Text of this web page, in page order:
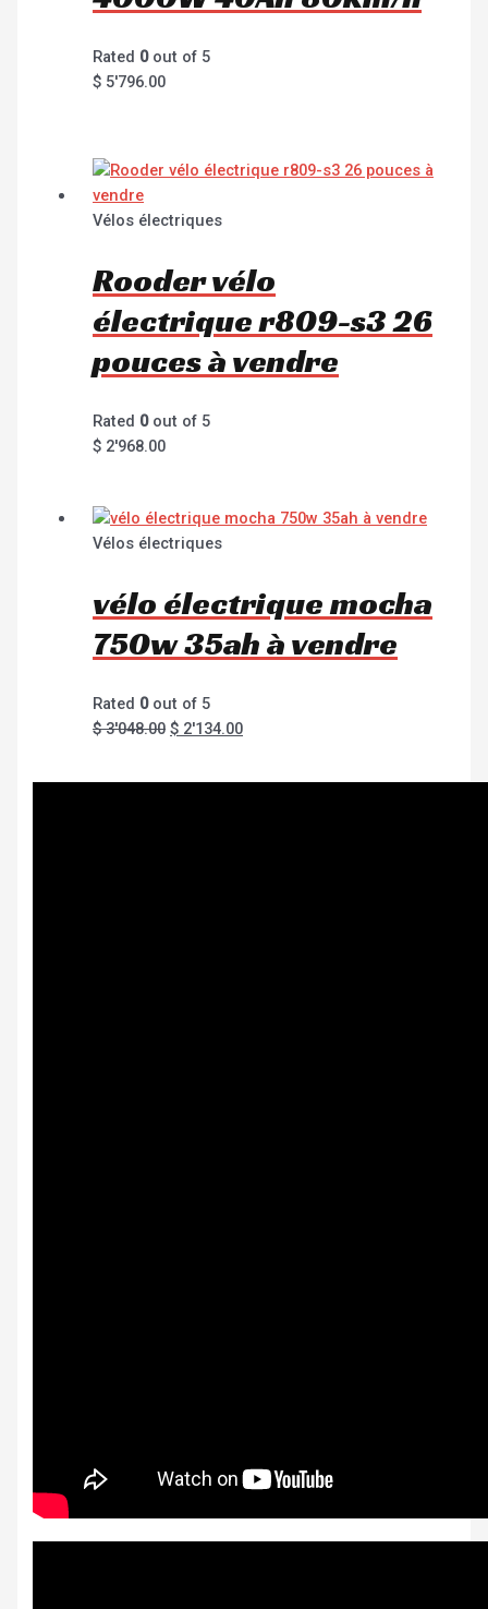
Rated 0out of 5
$ 5'796.00
Vélos électriques
Rooder vélo
électrique r809-s3 26
pouces à vendre
Rated 0out of 5
$ 2'968.00
Vélos électriques
vélo électrique mocha
750w 35ah à vendre
Rated 0out of 5
$3'048.00 $ 2'134.00